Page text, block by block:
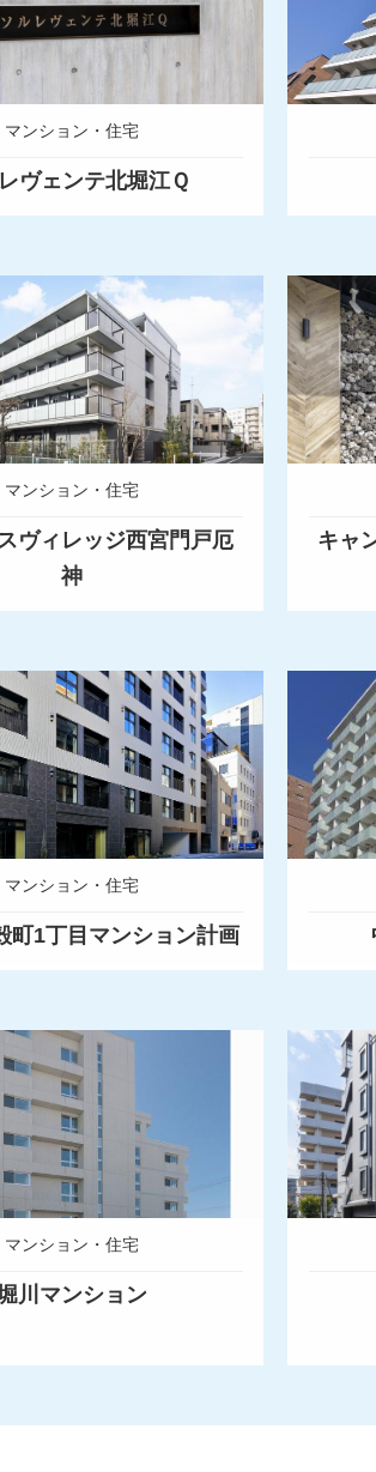
マンション・住宅
ヴェンテ北堀江Ｑ
マンション・住宅
ヴィレッジ西宮門戸厄
神
キャ
マンション・住宅
町1丁目マンション計画
マンション・住宅
川マンション